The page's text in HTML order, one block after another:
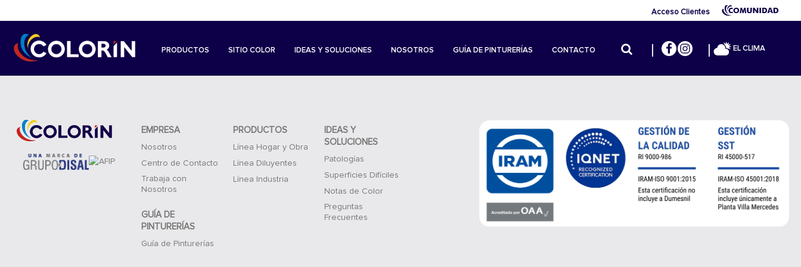
Acceso Clientes
PRODUCTOS SITIO COLOR IDEAS Y SOLUCIONES NOSOTROS GUÍA DE PINTURERÍAS CONTACTO EL CLIMA
EMPRESA
Nosotros
Centro de Contacto
Trabaja con
Nosotros
GUÍA DE
PINTURERÍAS
Guía de Pinturerías
PRODUCTOS
Línea Hogar y Obra
Línea Diluyentes
Línea Industria
IDEAS Y
SOLUCIONES
Patologías
Superficies Difíciles
Notas de Color
Preguntas
Frecuentes